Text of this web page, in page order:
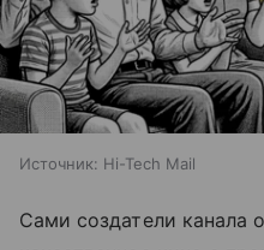
Источник: Hi-Tech Mail
Сами создатели канала